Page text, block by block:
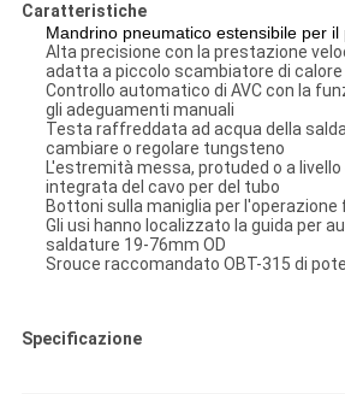
Caratteristiche
Mandrino pneumatico estensibile per
Alta precisione con la prestazione
adatta a piccolo scambiatore di calore
Controllo automatico di AVC con la
gli adeguamenti manuali
Testa raffreddata ad acqua della
cambiare o regolare tungsteno
L'estremità messa, protuded o a
integrata del cavo per del tubo
Bottoni sulla maniglia per l'operazione
Gli usi hanno localizzato la guida per
saldature 19-76mm OD
Srouce raccomandato OBT-315 di
Specificazione